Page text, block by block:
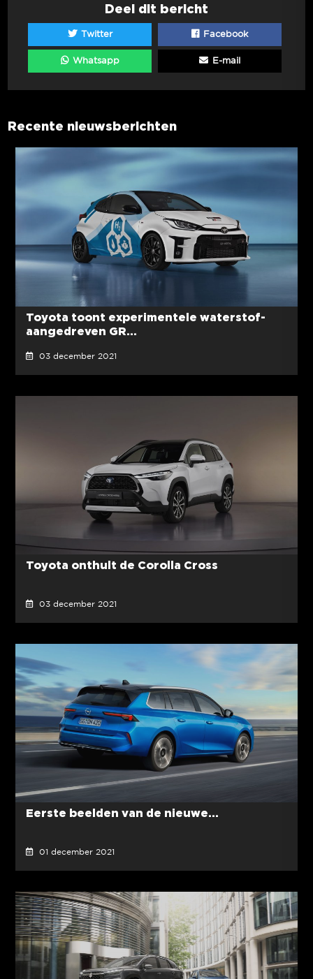
Deel dit bericht
Twitter Facebook
Whatsapp E-mail
Recente nieuwsberichten
Toyota toont experimentele waterstof-
aangedreven GR...
03 december 2021
Toyota onthult de Corolla Cross
03 december 2021
Eerste beelden van de nieuwe...
01 december 2021